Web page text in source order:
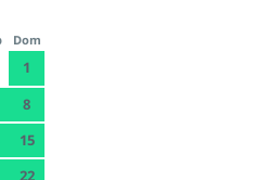
Dom
1
8
15